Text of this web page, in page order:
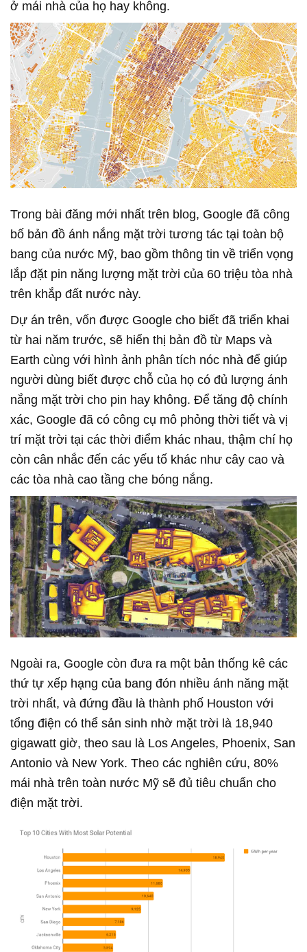
ở mái nhà của họ hay không.
Trong bài đăng mới nhất trên blog, Google đã công
bố bản đồ ánh nắng mặt trời tương tác tại toàn bộ
bang của nước Mỹ, bao gồm thông tin về triển vọng
lắp đặt pin năng lượng mặt trời của 60 triệu tòa nhà
trên khắp đất nước này.
Dự án trên, vốn được Google cho biết đã triển khai
từ hai năm trước, sẽ hiển thị bản đồ từ Maps và
Earth cùng với hình ảnh phân tích nóc nhà để giúp
người dùng biết được chỗ của họ có đủ lượng ánh
nắng mặt trời cho pin hay không. Để tăng độ chính
xác, Google đã có công cụ mô phỏng thời tiết và vị
trí mặt trời tại các thời điểm khác nhau, thậm chí họ
còn cân nhắc đến các yếu tố khác như cây cao và
các tòa nhà cao tầng che bóng nắng.
Ngoài ra, Google còn đưa ra một bản thống kê các
thứ tự xếp hạng của bang đón nhiều ánh năng mặt
trời nhất, và đứng đầu là thành phố Houston với
tổng điện có thể sản sinh nhờ mặt trời là 18,940
gigawatt giờ, theo sau là Los Angeles, Phoenix, San
Antonio và New York. Theo các nghiên cứu, 80%
mái nhà trên toàn nước Mỹ sẽ đủ tiêu chuẩn cho
điện mặt trời.